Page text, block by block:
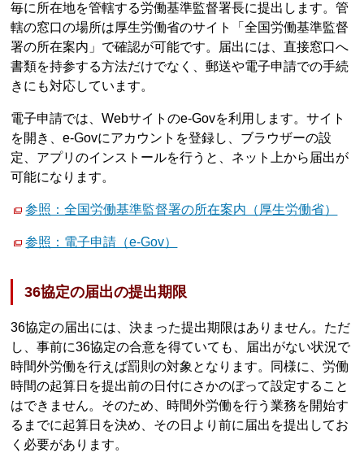
毎に所在地を管轄する労働基準監督署長に提出します。管
轄の窓口の場所は厚生労働省のサイト「全国労働基準監督
署の所在案内」で確認が可能です。届出には、直接窓口へ
書類を持参する方法だけでなく、郵送や電子申請での手続
きにも対応しています。
電子申請では、Webサイトのe-Govを利用します。サイト
を開き、e-Govにアカウントを登録し、ブラウザーの設
定、アプリのインストールを行うと、ネット上から届出が
可能になります。
参照：全国労働基準監督署の所在案内（厚生労働省）
参照：電子申請（e-Gov）
36協定の届出の提出期限
36協定の届出には、決まった提出期限はありません。ただ
し、事前に36協定の合意を得ていても、届出がない状況で
時間外労働を行えば罰則の対象となります。同様に、労働
時間の起算日を提出前の日付にさかのぼって設定すること
はできません。そのため、時間外労働を行う業務を開始す
るまでに起算日を決め、その日より前に届出を提出してお
く必要があります。